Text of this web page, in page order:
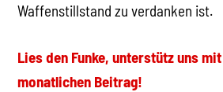
Waffenstillstand zu verdanken ist.
Lies den Funke, unterstütz uns
monatlichen Beitrag!